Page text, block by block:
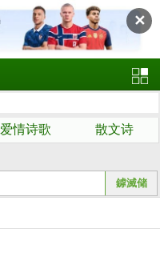
✕
爱情诗歌
散文诗